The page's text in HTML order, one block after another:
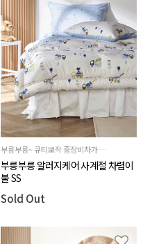
부릉부릉~ 큐티뽀작 중장비차가 달콤한 사탕을 싣고 총출동 했어요. 탈 것을 좋아하는 아이의 상상력은 UP, 즐거운 꿈을 선물하세요
부릉부릉 알러지케어 사계절 차렵이
불 SS
Sold Out